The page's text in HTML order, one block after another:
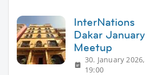
InterNations
Dakar January
Meetup
30. January 2026,
19:00